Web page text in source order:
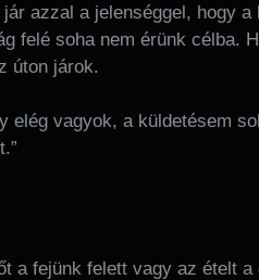
azzal a jelenséggel, hogy
felé soha nem érünk célba.
úton járok.
elég vagyok, a küldetésem
a fejünk felett vagy az ételt